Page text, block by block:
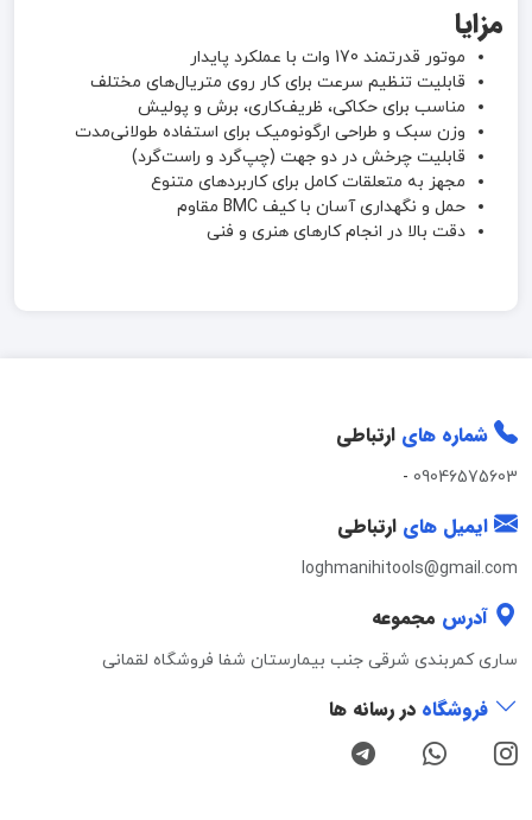
مزایا
موتور قدرتمند 170 وات با عملکرد پایدار
قابلیت تنظیم سرعت برای کار روی متریال‌های مختلف
مناسب برای حکاکی، ظریف‌کاری، برش و پولیش
وزن سبک و طراحی ارگونومیک برای استفاده طولانی‌مدت
قابلیت چرخش در دو جهت (چپ‌گرد و راست‌گرد)
مجهز به متعلقات کامل برای کاربردهای متنوع
حمل و نگهداری آسان با کیف BMC مقاوم
دقت بالا در انجام کارهای هنری و فنی
شماره های ارتباطی
09046575603
-
ایمیل های ارتباطی
loghmanihitools@gmail.com
آدرس مجموعه
ساری کمربندی شرقی جنب بیمارستان شفا فروشگاه لقمانی
فروشگاه در رسانه ها